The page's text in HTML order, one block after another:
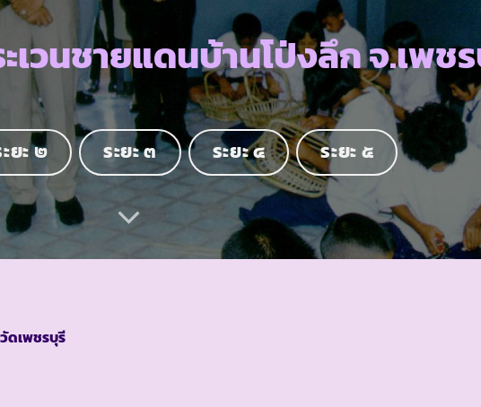
เวนชายแดนบ้านโป่งลึก จ.เพช
ยะ ๒ ระยะ ๓ ระยะ ๔ ระยะ ๕
ดเพชรบุรี